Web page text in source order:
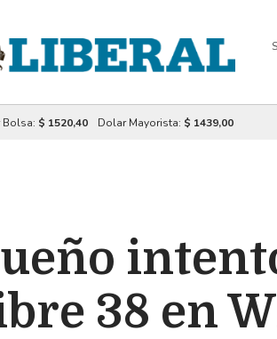
Bolsa: $ 1520,40 Dolar Mayorista: $ 1439,00
38 en